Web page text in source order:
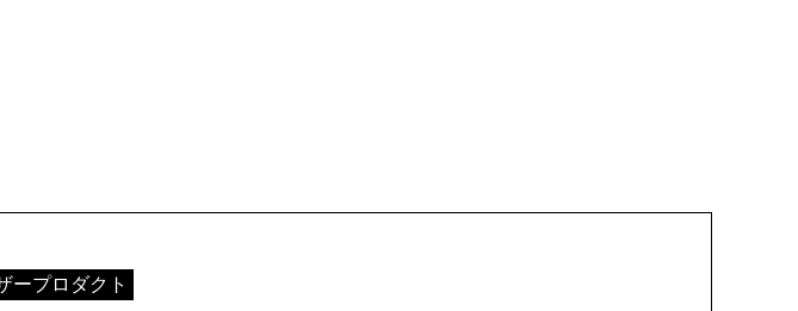
ープロダクト